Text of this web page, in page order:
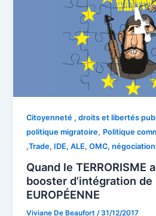
Citoyenneté , droits et libertés
politique migratoire, Politique
,Trade, IDE, ALE, OMC,
Quand le TERRORISME
booster d’intégration de
EUROPÉENNE
Viviane De Beaufort/31/12/2017